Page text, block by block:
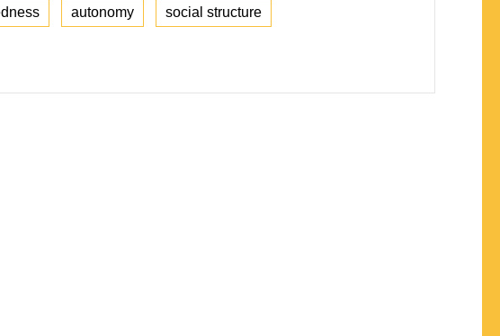
autonomy social structure